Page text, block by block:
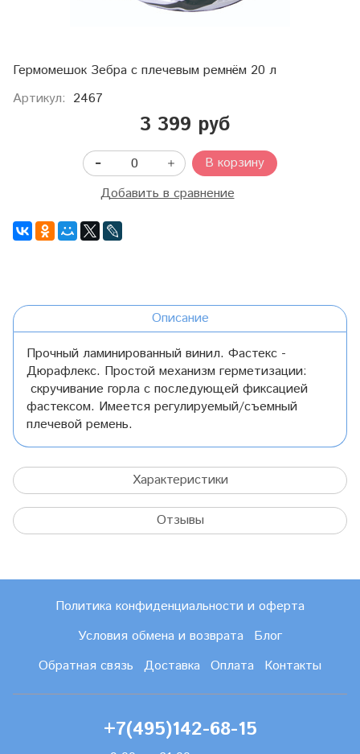
Гермомешок Зебра с плечевым ремнём 20 л
Артикул: 2467
3 399 руб
В корзину
Добавить в сравнение
Описание
Прочный ламинированный винил. Фастекс -
Дюрафлекс. Простой механизм герметизации:
скручивание горла с последующей фиксацией
фастексом. Имеется регулируемый/съемный
плечевой ремень.
Характеристики
Отзывы
Политика конфиденциальности и оферта
Условия обмена и возврата
Блог
Обратная связь
Доставка Оплата Контакты
+7(495)142-68-15